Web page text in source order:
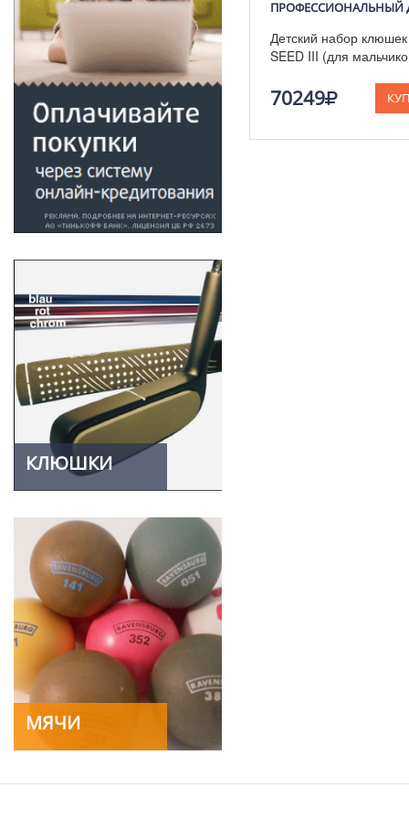
КЛЮШКИ
МЯЧИ
Детский набор
SEED III (для
70249